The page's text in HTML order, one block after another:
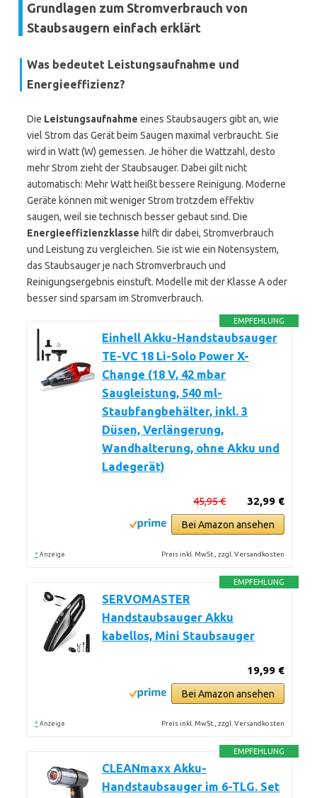
Grundlagen zum Stromverbrauch von
Staubsaugern einfach erklärt
Was bedeutet Leistungsaufnahme und
Energieeffizienz?
Die Leistungsaufnahme eines Staubsaugers gibt an, wie
viel Strom das Gerät beim Saugen maximal verbraucht. Sie
wird in Watt (W) gemessen. Je höher die Wattzahl, desto
mehr Strom zieht der Staubsauger. Dabei gilt nicht
automatisch: Mehr Watt heißt bessere Reinigung. Moderne
Geräte können mit weniger Strom trotzdem effektiv
saugen, weil sie technisch besser gebaut sind. Die
Energieeffizienzklasse hilft dir dabei, Stromverbrauch
und Leistung zu vergleichen. Sie ist wie ein Notensystem,
das Staubsauger je nach Stromverbrauch und
Reinigungsergebnis einstuft. Modelle mit der Klasse A oder
besser sind sparsam im Stromverbrauch.
EMPFEHLUNG
Einhell Akku-Handstaubsauger
TE-VC 18 Li-Solo Power X-
Change (18 V, 42 mbar
Saugleistung, 540 ml-
Staubfangbehälter, inkl. 3
Düsen, Verlängerung,
Wandhalterung, ohne Akku und
Ladegerät)
32,99 €
45,95 €
Bei Amazon ansehen
* Anzeige Preis inkl. MwSt., zzgl. Versandkosten
EMPFEHLUNG
SERVOMASTER
Handstaubsauger Akku
kabellos, Mini Staubsauger
19,99 €
Bei Amazon ansehen
* Anzeige Preis inkl. MwSt., zzgl. Versandkosten
EMPFEHLUNG
CLEANmaxx Akku-
Handstaubsauger im 6-TLG. Set